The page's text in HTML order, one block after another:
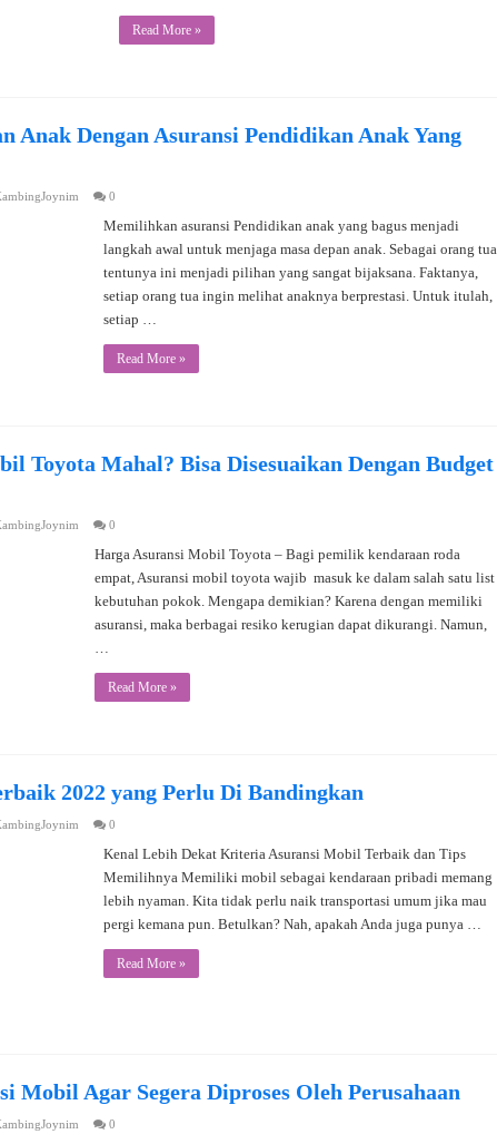
Read More »
Anak Dengan Asuransi Pendidikan Anak Yang
0
Memilihkan asuransi Pendidikan anak yang bagus menjadi
langkah awal untuk menjaga masa depan anak. Sebagai orang tua,
tentunya ini menjadi pilihan yang sangat bijaksana. Faktanya,
setiap orang tua ingin melihat anaknya berprestasi. Untuk itulah,
setiap …
Read More »
Toyota Mahal? Bisa Disesuaikan Dengan Budget
0
Harga Asuransi Mobil Toyota – Bagi pemilik kendaraan roda
empat, Asuransi mobil toyota wajib masuk ke dalam salah satu list
kebutuhan pokok. Mengapa demikian? Karena dengan memiliki
asuransi, maka berbagai resiko kerugian dapat dikurangi. Namun,
…
Read More »
2022 yang Perlu Di Bandingkan
0
Kenal Lebih Dekat Kriteria Asuransi Mobil Terbaik dan Tips
Memilihnya Memiliki mobil sebagai kendaraan pribadi memang
lebih nyaman. Kita tidak perlu naik transportasi umum jika mau
pergi kemana pun. Betulkan? Nah, apakah Anda juga punya …
Read More »
Mobil Agar Segera Diproses Oleh Perusahaan
0